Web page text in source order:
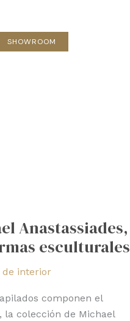
SHOWROOM
Anastassiades,
esculturales
de interior
componen el
la colección de Michael